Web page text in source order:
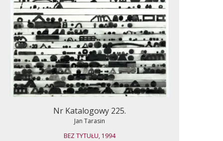
Nr Katalogowy 225.
Jan Tarasin
BEZ TYTUŁU, 1994